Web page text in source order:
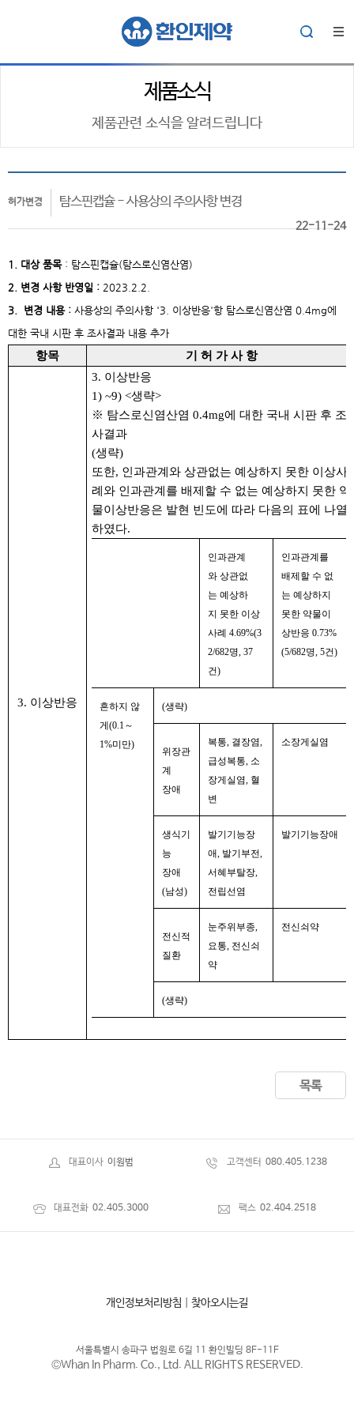
제품소식
제품관련 소식을 알려드립니다
허가변경 탐스핀캡슐 - 사용상의 주의사항 변경
22-11-24
1. 대상품목 : 탐스핀캡슐(탐스로신염산염)
2. 변경 사항 반영일 : 2023.2.2.
3. 변경 내용 : 사용상의 주의사항 '3. 이상반응'항 탐스로신염산염 0.4mg에
대한 국내 시판 후 조사결과 내용 추가
항목 기 허 가 사 항
3. 이상반응
3. 이상반응
1) ~9) <생략>
※ 탐스로신염산염 0.4mg에 대한 국내 시판 후 조
사결과
(생략)
또한, 인과관계와 상관없는 예상하지 못한 이상사
례와 인과관계를 배제할 수 없는 예상하지 못한 약
물이상반응은 발현 빈도에 따라 다음의 표에 나열
하였다.
인과관계
와 상관없
는 예상하
지 못한 이상
사례 4.69%(3
2/682명, 37
건)
인과관계를
배제할 수 없
는 예상하지
못한 약물이
상반응 0.73%
(5/682명, 5건)
흔하지 않
게(0.1～
1%미만)
(생략)
위장관
계
장애
복통, 결장염,
급성복통, 소
장게실염, 혈
변
소장게실염
생식기
능
장애
(남성)
발기기능장
애, 발기부전,
서혜부탈장,
전립선염
발기기능장애
전신적
질환
눈주위부종,
요통, 전신쇠
약
전신쇠약
(생략)
목록
대표이사 이원범 고객센터 080.405.1238
대표전화 02.405.3000 팩스 02.404.2518
개인정보처리방침 찾아오시는길
서울특별시 송파구 법원로 6길 11 환인빌딩 8F-11F
©Whan In Pharm. Co., Ltd. ALL RIGHTS RESERVED.